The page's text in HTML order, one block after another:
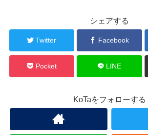
シェアする
Twitter Facebook
Pocket LINE
KoTaをフォローする